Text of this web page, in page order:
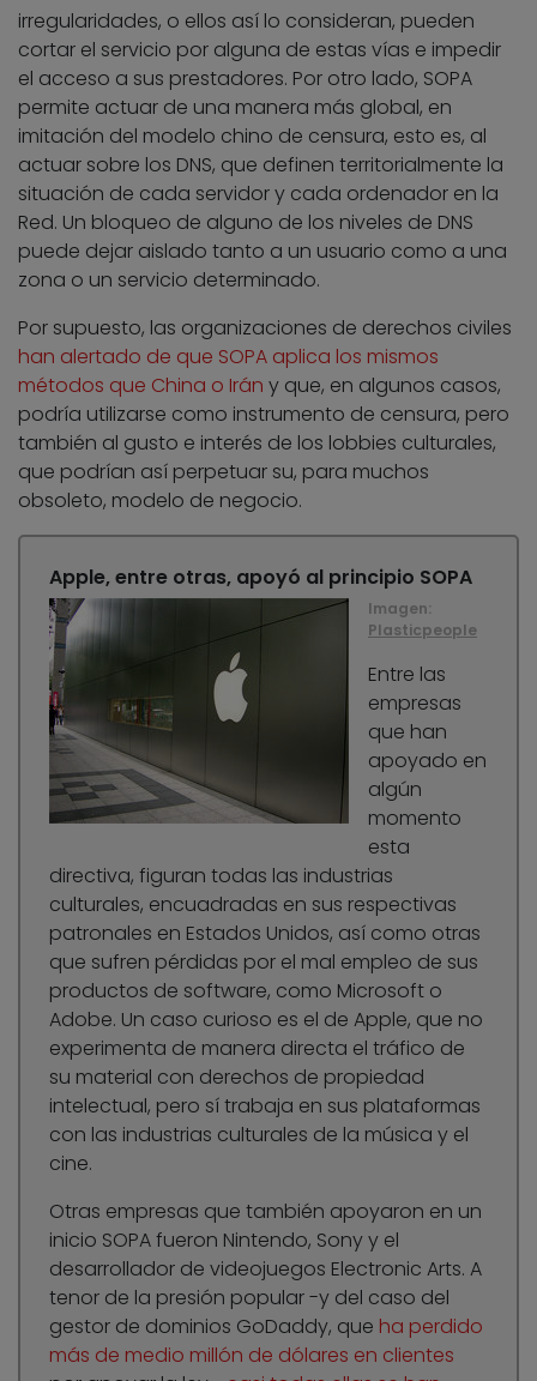
irregularidades, o ellos así lo consideran, pueden
cortar el servicio por alguna de estas vías e impedir
el acceso a sus prestadores. Por otro lado, SOPA
permite actuar de una manera más global, en
imitación del modelo chino de censura, esto es, al
actuar sobre los DNS, que definen territorialmente la
situación de cada servidor y cada ordenador en la
Red. Un bloqueo de alguno de los niveles de DNS
puede dejar aislado tanto a un usuario como a una
zona o un servicio determinado.
Por supuesto, las organizaciones de derechos civiles
han alertado de que SOPA aplica los mismos
métodos que China o Irán y que, en algunos casos,
podría utilizarse como instrumento de censura, pero
también al gusto e interés de los lobbies culturales,
que podrían así perpetuar su, para muchos
obsoleto, modelo de negocio.
Apple, entre otras, apoyó al principio SOPA
Imagen:
Plasticpeople
Entre las
empresas
que han
apoyado en
algún
momento
esta
directiva, figuran todas las industrias
culturales, encuadradas en sus respectivas
patronales en Estados Unidos, así como otras
que sufren pérdidas por el mal empleo de sus
productos de software, como Microsoft o
Adobe. Un caso curioso es el de Apple, que no
experimenta de manera directa el tráfico de
su material con derechos de propiedad
intelectual, pero sí trabaja en sus plataformas
con las industrias culturales de la música y el
cine.
Otras empresas que también apoyaron en un
inicio SOPA fueron Nintendo, Sony y el
desarrollador de videojuegos Electronic Arts. A
tenor de la presión popular -y del caso del
gestor de dominios GoDaddy, que ha perdido
más de medio millón de dólares en clientes